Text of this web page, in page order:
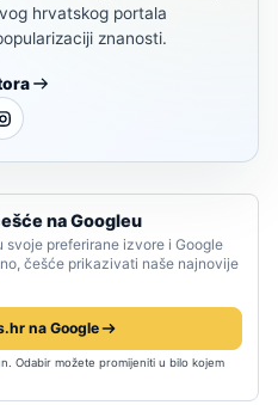
hrvatskog portala
znanosti.
na Googleu
svoje preferirane izvore i Google
češće prikazivati naše najnovije
na Google
Odabir možete promijeniti u bilo kojem